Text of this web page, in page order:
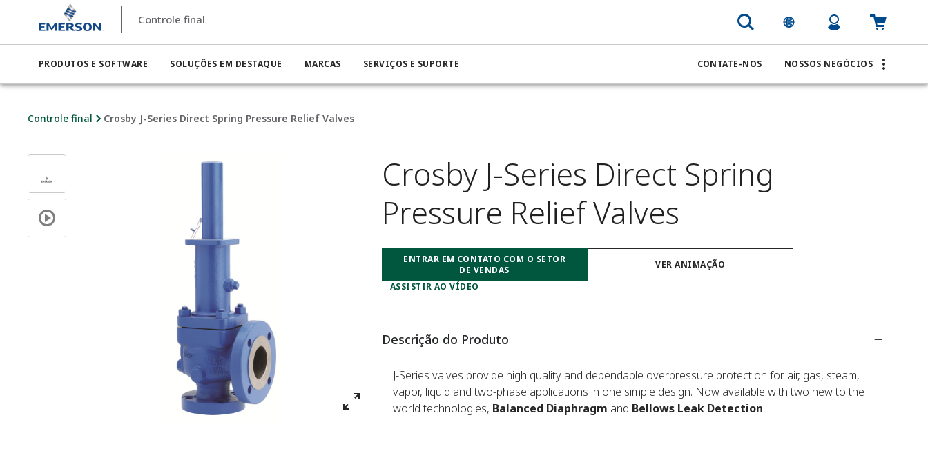
Controle final
PRODUTOS E SOFTWARE SOLUÇÕES EM DESTAQUE MARCAS SERVIÇOS E SUPORTE CONTATE-NOS NOSSOS NEGÓCIOS
Controle final Crosby J-Series Direct Spring Pressure Relief Valves
Crosby J-Series Direct Spring
Pressure Relief Valves
ENTRAR EM CONTATO COM O SETOR
DE VENDAS
VER ANIMAÇÃO
ASSISTIR AO VÍDEO
Descrição do Produto
J-Series valves provide high quality and dependable overpressure protection for air, gas, steam,
vapor, liquid and two-phase applications in one simple design. Now available with two new to the
world technologies, Balanced Diaphragm and Bellows Leak Detection.